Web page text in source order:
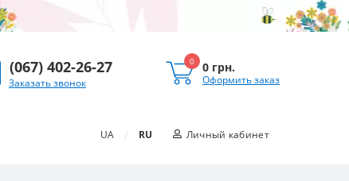
(067) 402-26-27
Заказать звонок
0 0 грн.
Оформить заказ
UA / RU Личный кабинет